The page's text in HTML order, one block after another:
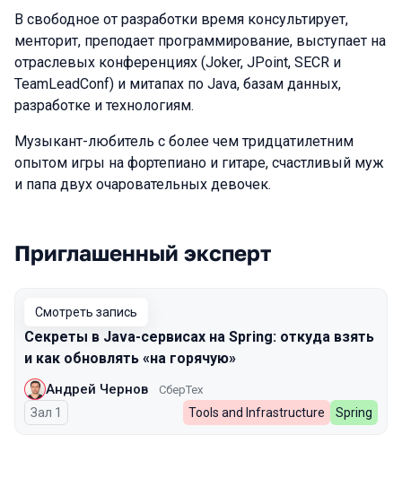
В свободное от разработки время консультирует,
менторит, преподает программирование, выступает на
отраслевых конференциях (Joker, JPoint, SECR и
TeamLeadConf) и митапах по Java, базам данных,
разработке и технологиям.
Музыкант-любитель с более чем тридцатилетним
опытом игры на фортепиано и гитаре, счастливый муж
и папа двух очаровательных девочек.
Выступления в сезоне 2024
Приглашенный эксперт
Смотреть запись
Секреты в Java-сервисах на Spring: откуда взять
и как обновлять «на горячую»
Андрей Чернов СберТех
Зал 1 Tools and Infrastructure Spring